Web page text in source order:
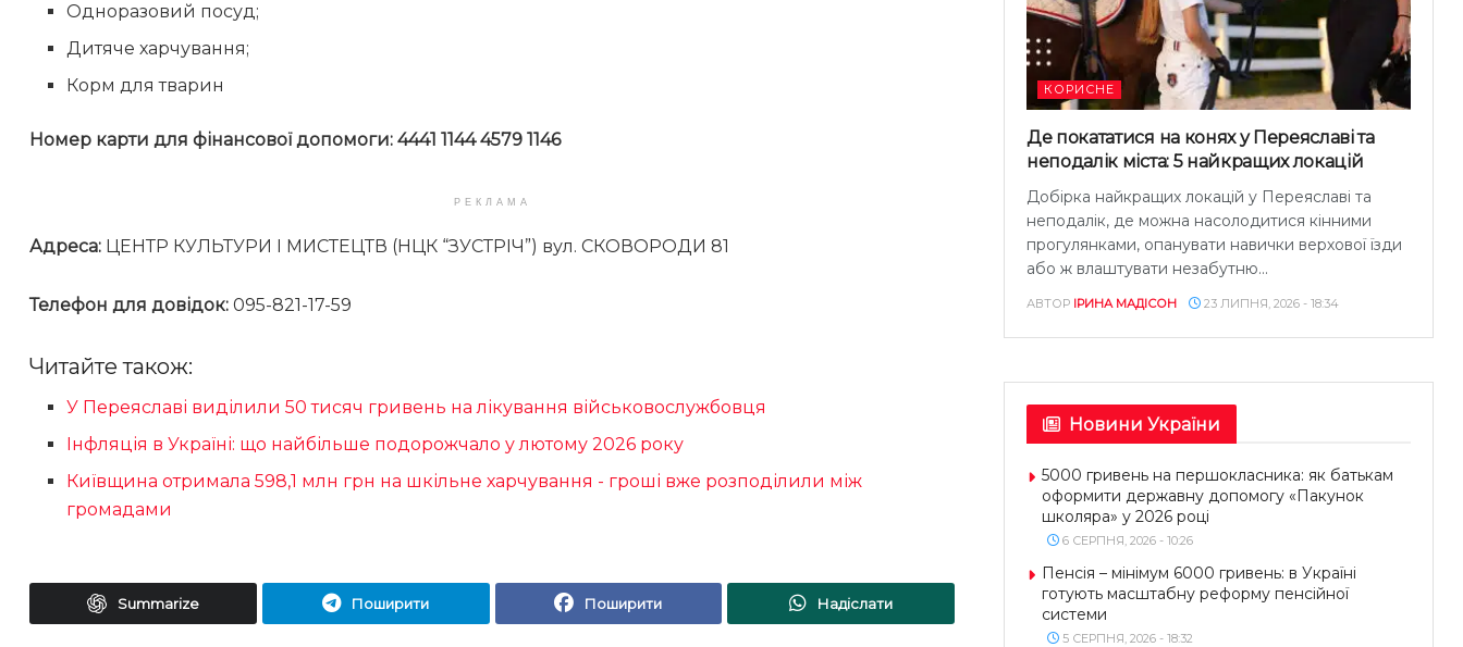
Одноразовий посуд;
Дитяче харчування;
Корм для тварин
Номер карти для фінансової допомоги: 4441 1144 4579 1146
РЕКЛАМА
Адреса: ЦЕНТР КУЛЬТУРИ І МИСТЕЦТВ (НЦК “ЗУСТРІЧ”) вул. СКОВОРОДИ 81
Телефон для довідок: 095-821-17-59
Читайте також:
У Переяславі виділили 50 тисяч гривень на лікування військовослужбовця
Інфляція в Україні: що найбільше подорожчало у лютому 2026 року
Київщина отримала 598,1 млн грн на шкільне харчування - гроші вже розподілили між
громадами
Summarize Поширити Поширити Надіслати
КОРИСНЕ
Де покататися на конях у Переяславі та
неподалік міста: 5 найкращих локацій
Добірка найкращих локацій у Переяславі та
неподалік, де можна насолодитися кінними
прогулянками, опанувати навички верхової їзди
або ж влаштувати незабутню...
АВТОР ІРИНА МАДІСОН 23 ЛИПНЯ, 2026 - 18:34
Новини України
5000 гривень на першокласника: як батькам
оформити державну допомогу «Пакунок
школяра» у 2026 році
6 СЕРПНЯ, 2026 - 10:26
Пенсія – мінімум 6000 гривень: в Україні
готують масштабну реформу пенсійної
системи
5 СЕРПНЯ, 2026 - 18:32